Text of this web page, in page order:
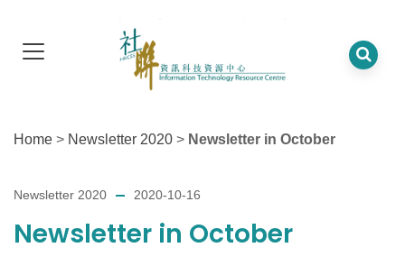
Home > Newsletter 2020 > Newsletter in October
Newsletter 2020 2020-10-16
Newsletter in October